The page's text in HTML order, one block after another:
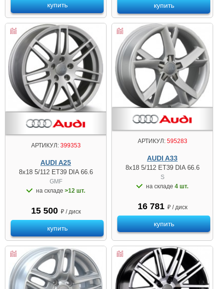
купить купить
АРТИКУЛ:399353
AUDI A25
8x18 5/112 ET39 DIA 66.6
GMF
на складе >12 шт.
15 500 ₽ / диск
купить
АРТИКУЛ:595283
AUDI A33
8x18 5/112 ET39 DIA 66.6
S
на складе 4 шт.
16 781 ₽ / диск
купить